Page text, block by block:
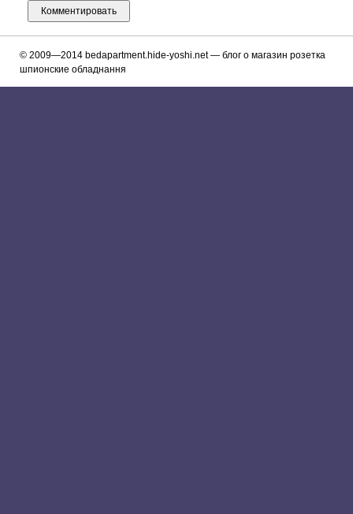
© 2009—2014 bedapartment.hide-yoshi.net— блог о магазин розетка
шпионские обладнання